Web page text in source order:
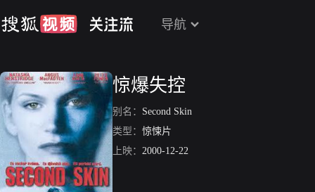
导航
惊爆失控
别名： Second Skin
类型： 惊悚片
上映： 2000-12-22